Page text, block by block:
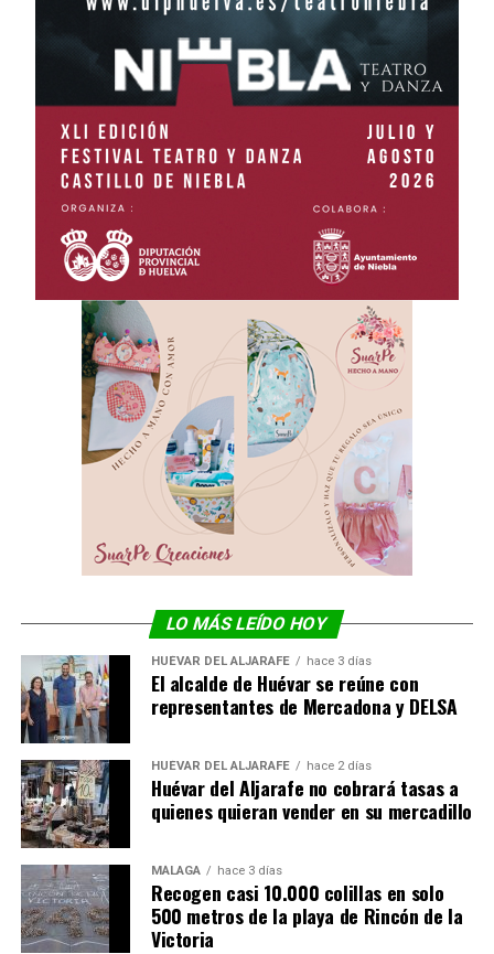
LO MÁS LEÍDO HOY
HUÉVAR DEL ALJARAFE hace 3 días
El alcalde de Huévar se reúne con
representantes de Mercadona y DELSA
HUÉVAR DEL ALJARAFE hace 2 días
Huévar del Aljarafe no cobrará tasas a
quienes quieran vender en su mercadillo
MÁLAGA hace 3 días
Recogen casi 10.000 colillas en solo
500 metros de la playa de Rincón de la
Victoria